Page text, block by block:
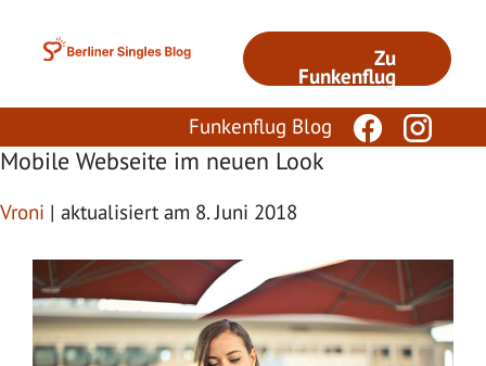
Inhalt
Zu
Funkenflug
Funkenflug Blog
Mobile Webseite im neuen Look
Vroni | aktualisiert am 8. Juni 2018